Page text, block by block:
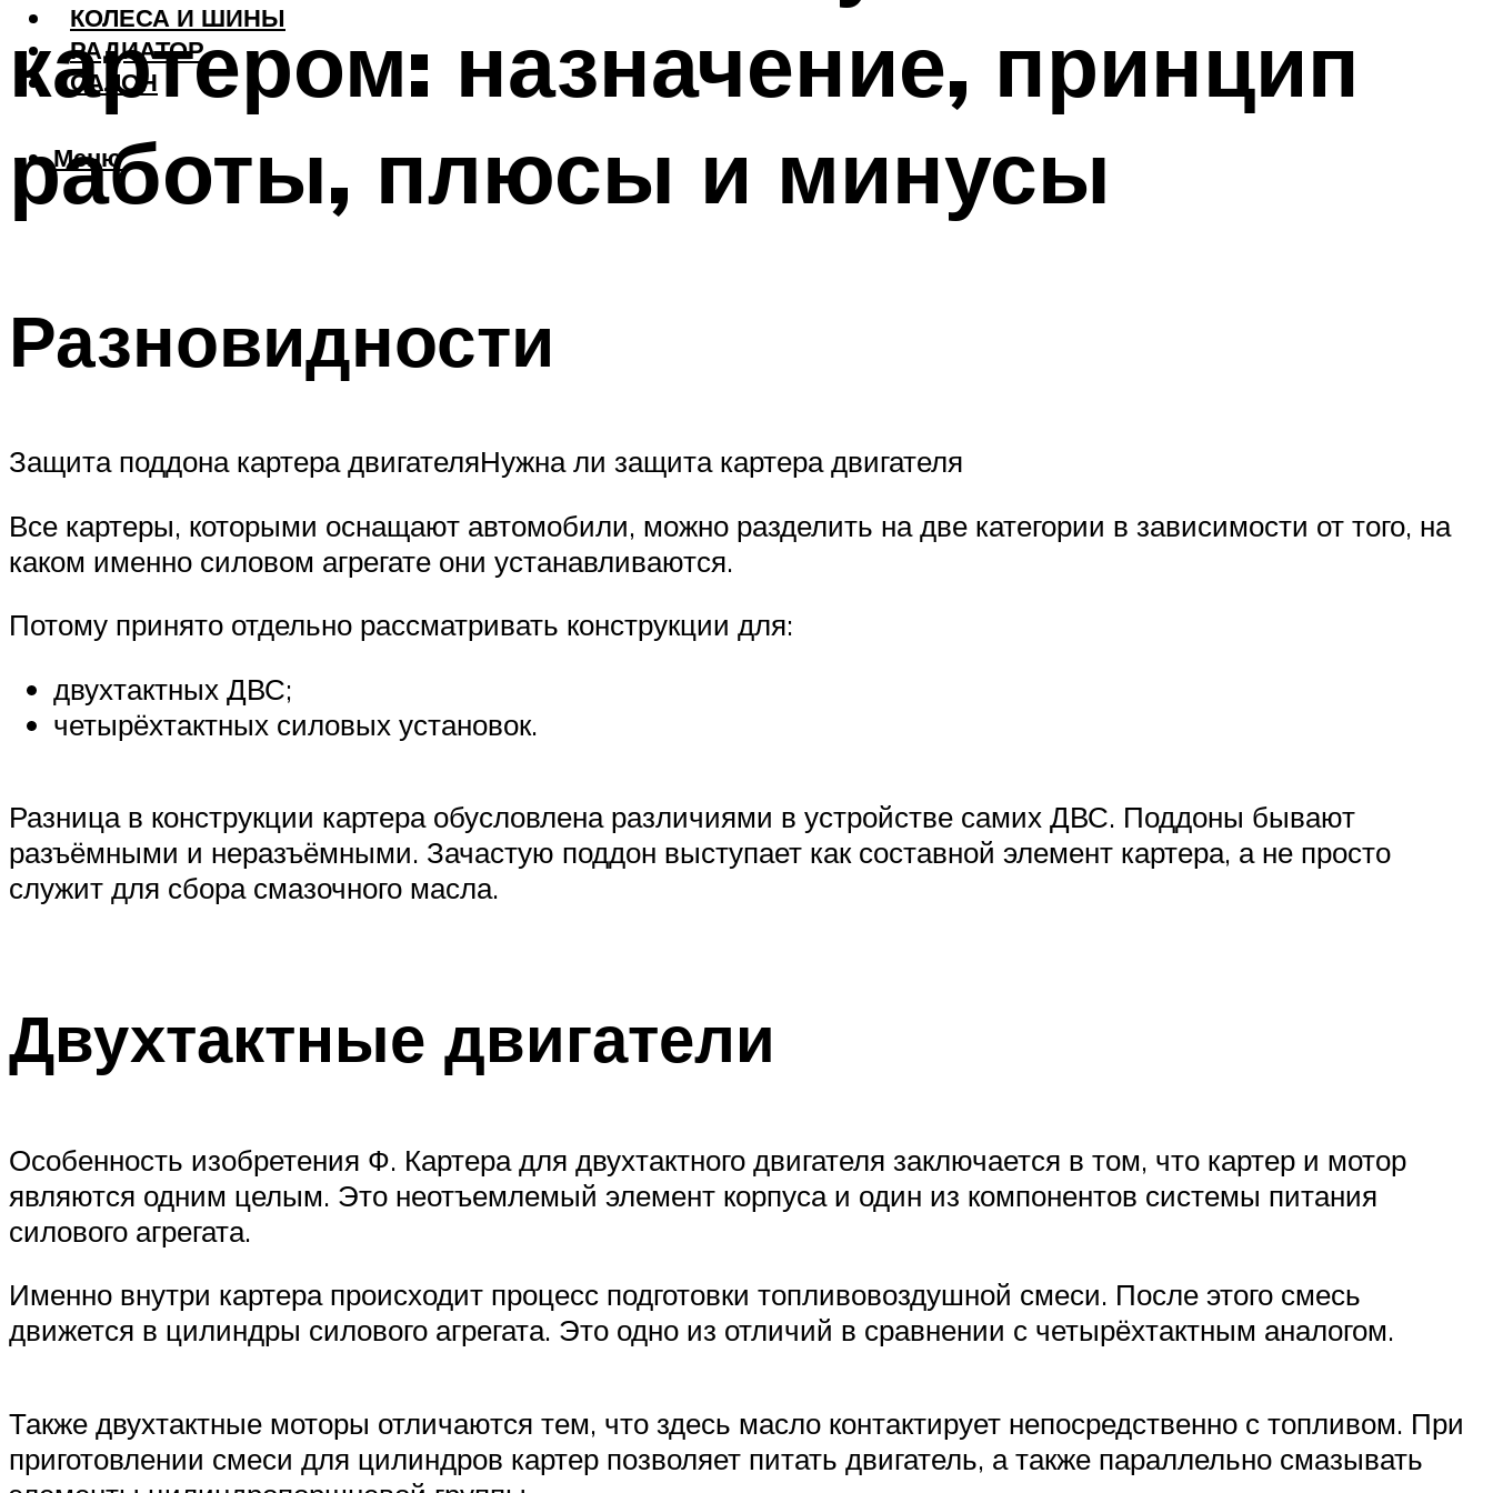
КОЛЕСА И ШИНЫ
РАДИАТОР
САЛОН
Меню
картером: назначение, принцип
работы, плюсы и минусы
Разновидности
Защита поддона картера двигателяНужна ли защита картера двигателя
Все картеры, которыми оснащают автомобили, можно разделить на две категории в зависимости от того, на
каком именно силовом агрегате они устанавливаются.
Потому принято отдельно рассматривать конструкции для:
двухтактных ДВС;
четырёхтактных силовых установок.
Разница в конструкции картера обусловлена различиями в устройстве самих ДВС. Поддоны бывают
разъёмными и неразъёмными. Зачастую поддон выступает как составной элемент картера, а не просто
служит для сбора смазочного масла.
Двухтактные двигатели
Особенность изобретения Ф. Картера для двухтактного двигателя заключается в том, что картер и мотор
являются одним целым. Это неотъемлемый элемент корпуса и один из компонентов системы питания
силового агрегата.
Именно внутри картера происходит процесс подготовки топливовоздушной смеси. После этого смесь
движется в цилиндры силового агрегата. Это одно из отличий в сравнении с четырёхтактным аналогом.
Также двухтактные моторы отличаются тем, что здесь масло контактирует непосредственно с топливом. При
приготовлении смеси для цилиндров картер позволяет питать двигатель, а также параллельно смазывать